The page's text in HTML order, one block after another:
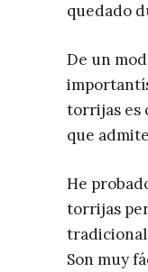
quedado
De un
torrijas es
que
He
torrijas
Son muy